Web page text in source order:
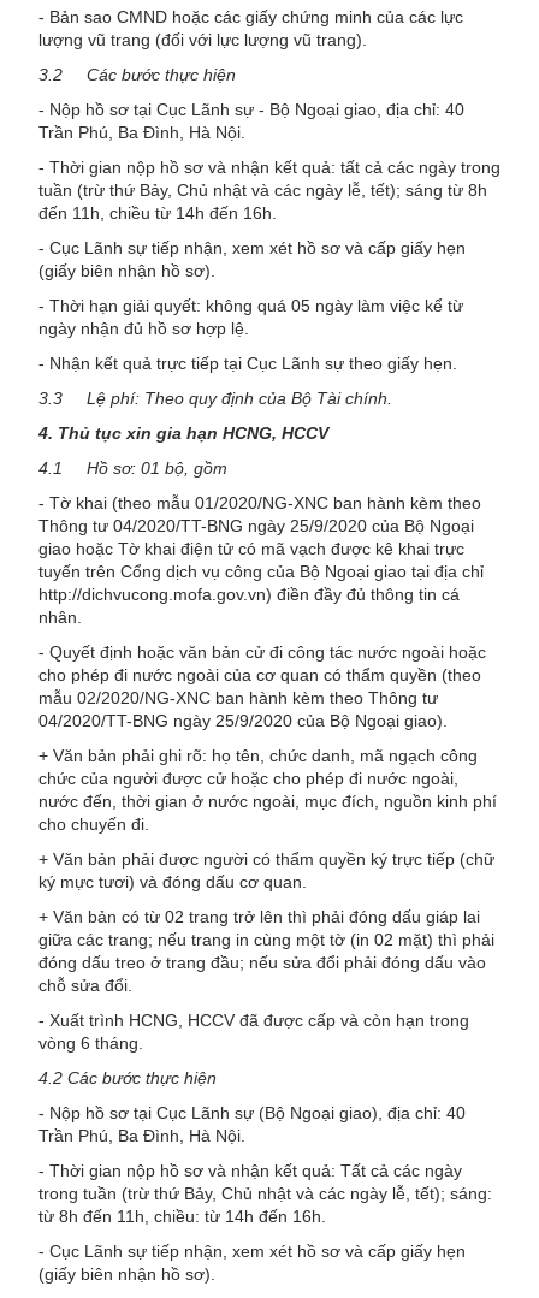
- Bản sao CMND hoặc các giấy chứng minh của các lực
lượng vũ trang (đối với lực lượng vũ trang).
3.2 Các bước thực hiện
- Nộp hồ sơ tại Cục Lãnh sự - Bộ Ngoại giao, địa chỉ: 40
Trần Phú, Ba Đình, Hà Nội.
- Thời gian nộp hồ sơ và nhận kết quả: tất cả các ngày trong
tuần (trừ thứ Bảy, Chủ nhật và các ngày lễ, tết); sáng từ 8h
đến 11h, chiều từ 14h đến 16h.
- Cục Lãnh sự tiếp nhận, xem xét hồ sơ và cấp giấy hẹn
(giấy biên nhận hồ sơ).
- Thời hạn giải quyết: không quá 05 ngày làm việc kể từ
ngày nhận đủ hồ sơ hợp lệ.
- Nhận kết quả trực tiếp tại Cục Lãnh sự theo giấy hẹn.
3.3 Lệ phí: Theo quy định của Bộ Tài chính.
4. Thủ tục xin gia hạn HCNG, HCCV
4.1 Hồ sơ: 01 bộ, gồm
- Tờ khai (theo mẫu 01/2020/NG-XNC ban hành kèm theo
Thông tư 04/2020/TT-BNG ngày 25/9/2020 của Bộ Ngoại
giao hoặc Tờ khai điện tử có mã vạch được kê khai trực
tuyến trên Cổng dịch vụ công của Bộ Ngoại giao tại địa chỉ
http://dichvucong.mofa.gov.vn) điền đầy đủ thông tin cá
nhân.
- Quyết định hoặc văn bản cử đi công tác nước ngoài hoặc
cho phép đi nước ngoài của cơ quan có thẩm quyền (theo
mẫu 02/2020/NG-XNC ban hành kèm theo Thông tư
04/2020/TT-BNG ngày 25/9/2020 của Bộ Ngoại giao).
+ Văn bản phải ghi rõ: họ tên, chức danh, mã ngạch công
chức của người được cử hoặc cho phép đi nước ngoài,
nước đến, thời gian ở nước ngoài, mục đích, nguồn kinh phí
cho chuyến đi.
+ Văn bản phải được người có thẩm quyền ký trực tiếp (chữ
ký mực tươi) và đóng dấu cơ quan.
+ Văn bản có từ 02 trang trở lên thì phải đóng dấu giáp lai
giữa các trang; nếu trang in cùng một tờ (in 02 mặt) thì phải
đóng dấu treo ở trang đầu; nếu sửa đổi phải đóng dấu vào
chỗ sửa đổi.
- Xuất trình HCNG, HCCV đã được cấp và còn hạn trong
vòng 6 tháng.
4.2 Các bước thực hiện
- Nộp hồ sơ tại Cục Lãnh sự (Bộ Ngoại giao), địa chỉ: 40
Trần Phú, Ba Đình, Hà Nội.
- Thời gian nộp hồ sơ và nhận kết quả: Tất cả các ngày
trong tuần (trừ thứ Bảy, Chủ nhật và các ngày lễ, tết); sáng:
từ 8h đến 11h, chiều: từ 14h đến 16h.
- Cục Lãnh sự tiếp nhận, xem xét hồ sơ và cấp giấy hẹn
(giấy biên nhận hồ sơ).